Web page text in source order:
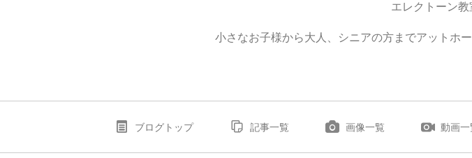
エレクトーン
小さなお子様から大人、シニアの方までアットホ
ブログトップ 記事一覧 画像一覧 動画一